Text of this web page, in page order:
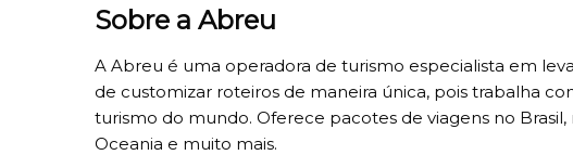
Sobre a Abreu
A Abreu é uma operadora de turismo especialista em
de customizar roteiros de maneira única, pois trabalha
turismo do mundo. Oferece pacotes de viagens no
Oceania e muito mais.